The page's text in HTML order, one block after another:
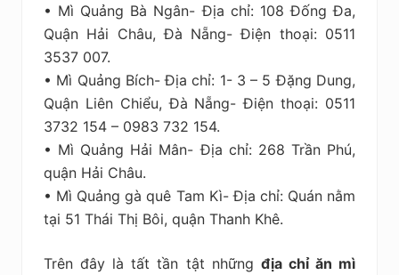
• Mì Quảng Bà Ngân- Địa chỉ: 108 Đống Đa,
Quận Hải Châu, Đà Nẵng- Điện thoại: 0511
3537 007.
• Mì Quảng Bích- Địa chỉ: 1- 3 – 5 Đặng Dung,
Quận Liên Chiểu, Đà Nẵng- Điện thoại: 0511
3732 154 – 0983 732 154.
• Mì Quảng Hải Mân- Địa chỉ: 268 Trần Phú,
quận Hải Châu.
• Mì Quảng gà quê Tam Kì- Địa chỉ: Quán nằm
tại 51 Thái Thị Bôi, quận Thanh Khê.
Trên đây là tất tần tật những địa chỉ ăn mì